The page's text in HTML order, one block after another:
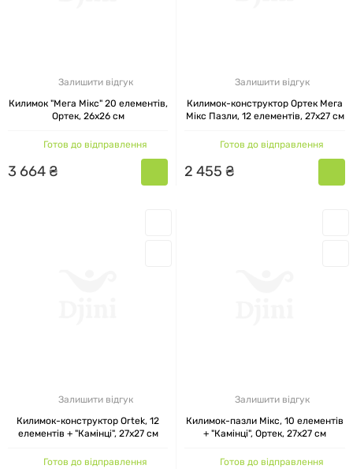
Залишити відгук
Килимок "Мега Мікс" 20 елементів,
Ортек, 26x26 см
Готов до відправлення
3 664₴
Залишити відгук
Килимок-конструктор Ортек Мега
Мікс Пазли, 12 елементів, 27x27 см
Готов до відправлення
2 455 ₴
Залишити відгук
Килимок-конструктор Ortek, 12
елементів + "Камінці", 27x27 см
Готов до відправлення
Залишити відгук
Килимок-пазли Мікс, 10 елементів
+ "Камінці", Ортек, 27x27 см
Готов до відправлення